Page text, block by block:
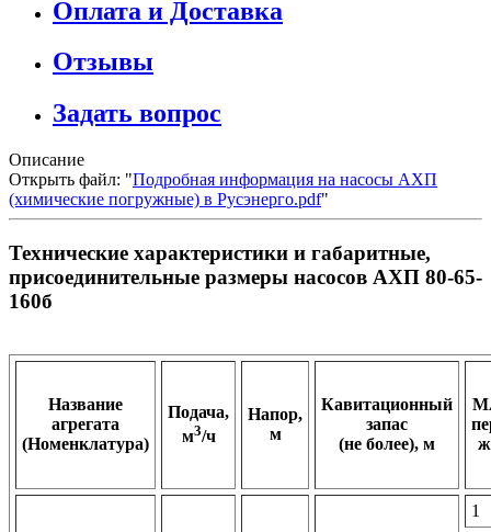
Оплата и Доставка
Отзывы
Задать вопрос
Описание
Открыть файл: "Подробная информация на насосы АХП
(химические погружные) в Русэнерго.pdf"
Технические характеристики и габаритные,
присоединительные размеры насосов АХП 80-65-
160б
Название
агрегата
(Номенклатура)
Подача,
м3/ч
Напор,
м
Кавитационный
запас
(не более), м
1